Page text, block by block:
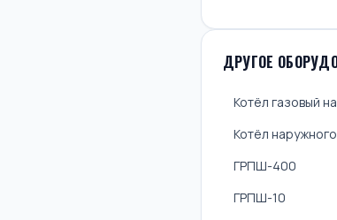
ДРУГОЕ
Котёл газовый
Котёл
ГРПШ-400
ГРПШ-10